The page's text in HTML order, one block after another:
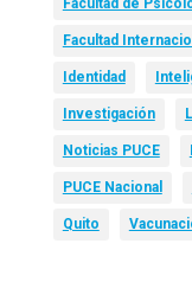
Facultad de
Facultad
Identidad
Investigación
Noticias PUCE
PUCE Nacional
Quito